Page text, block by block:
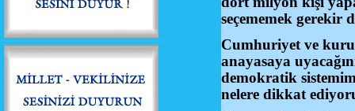
seçememek gerekir
Cumhuriyet ve
anayasaya
demokratik
nelere dikkat